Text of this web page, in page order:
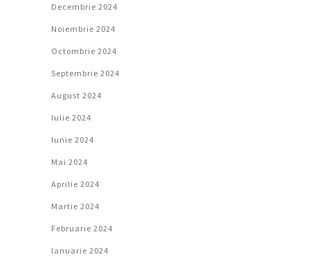
Decembrie 2024
Noiembrie 2024
Octombrie 2024
Septembrie 2024
August 2024
Iulie 2024
Iunie 2024
Mai 2024
Aprilie 2024
Martie 2024
Februarie 2024
Ianuarie 2024